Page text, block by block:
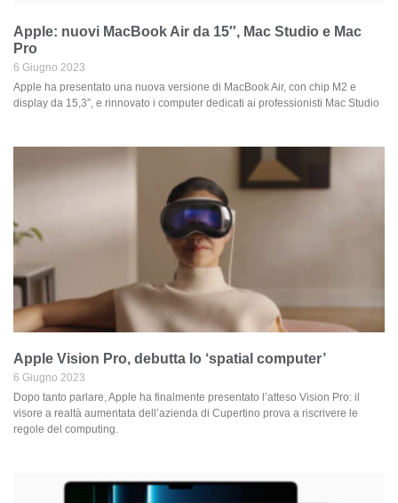
Apple: nuovi MacBook Air da 15″, Mac Studio e Mac
Pro
6 Giugno 2023
Apple ha presentato una nuova versione di MacBook Air, con chip M2 e
display da 15,3″, e rinnovato i computer dedicati ai professionisti Mac Studio
Apple Vision Pro, debutta lo ‘spatial computer’
6 Giugno 2023
Dopo tanto parlare, Apple ha finalmente presentato l’atteso Vision Pro: il
visore a realtà aumentata dell’azienda di Cupertino prova a riscrivere le
regole del computing.